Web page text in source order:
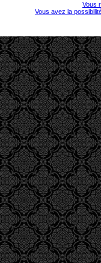
Vous
Vous avez la